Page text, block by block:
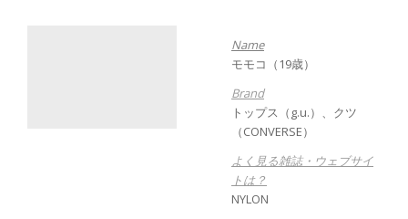
Name
モモコ（19歳）
Brand
トップス（g.u.）、クツ
（CONVERSE）
よく見る雑誌・ウェブサイ
トは？
NYLON